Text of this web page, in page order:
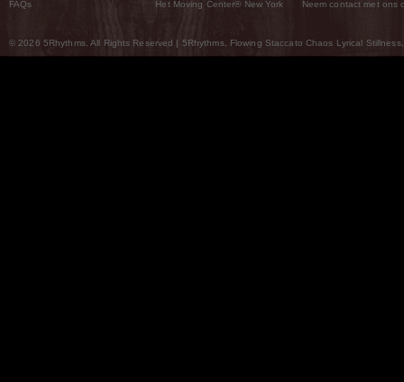
FAQs Het Moving Center® New York Neem contact met ons
© 2026 5Rhythms. All Rights Reserved | 5Rhythms, Flowing Staccato Chaos Lyrical